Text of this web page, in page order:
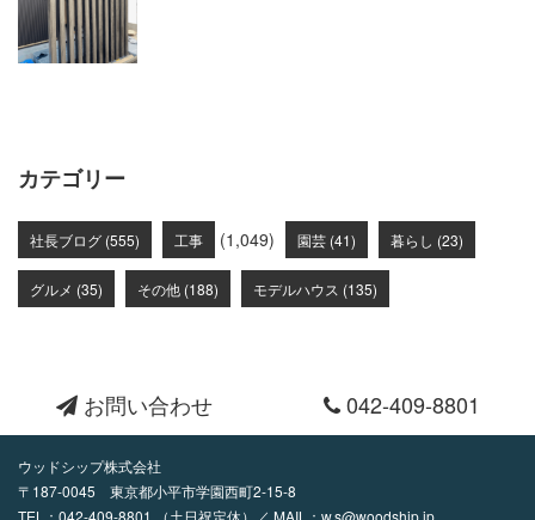
カテゴリー
社長ブログ (555) 工事 (1,049) 園芸 (41) 暮らし (23)
グルメ (35) その他 (188) モデルハウス (135)
お問い合わせ 042-409-8801
ウッドシップ株式会社
〒187-0045 東京都小平市学園西町2-15-8